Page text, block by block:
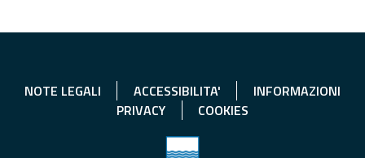
NOTE LEGALI ACCESSIBILITA'
INFORMAZIONI
PRIVACY
COOKIES